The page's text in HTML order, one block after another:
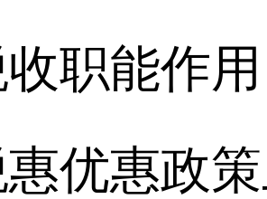
职能作
优惠政